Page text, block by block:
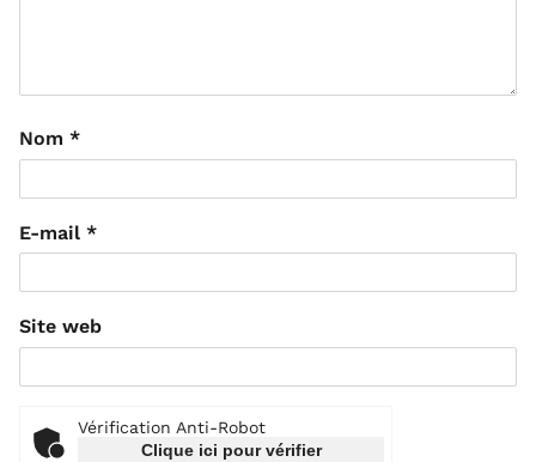
Nom *
E-mail *
Site web
Vérification Anti-Robot
Clique ici pour vérifier